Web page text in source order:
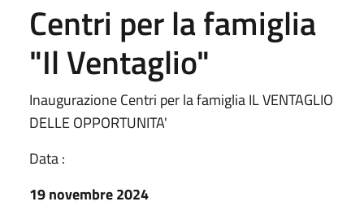
Centri per la famiglia
"Il Ventaglio"
Inaugurazione Centri per la famiglia IL VENTAGLIO
DELLE OPPORTUNITA'
Data :
19 novembre 2024